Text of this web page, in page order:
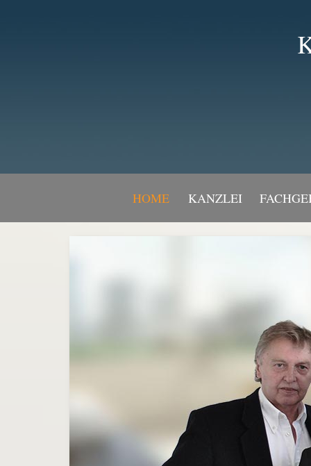
HOME KANZLEI